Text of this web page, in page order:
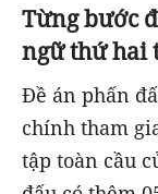
Từng bước
ngữ thứ hai
Đề án phấn
chính tham
tập toàn cầu